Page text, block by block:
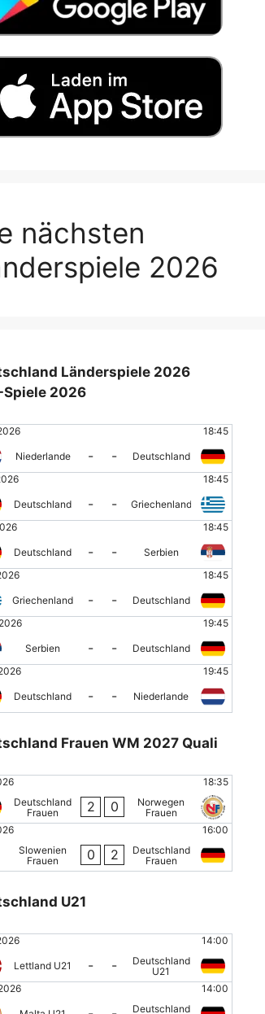
nächsten
2026
Länderspiele 2026
2026
18:45
Niederlande - -
Deutschland
18:45
Deutschland - -
Griechenland
18:45
Deutschland - -
Serbien
18:45
Griechenland - -
Deutschland
19:45
Serbien - -
Deutschland
19:45
Deutschland - - Niederlande
Frauen WM 2027 Quali
18:35
Deutschland
Frauen
2 0
Norwegen
Frauen
16:00
Slowenien
Frauen
0 2
Deutschland
Frauen
U21
14:00
Lettland U21 - -
Deutschland
U21
14:00
Deutschland